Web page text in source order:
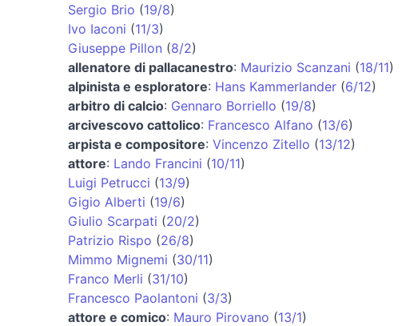
Sergio Brio (19/8)
Ivo Iaconi (11/3)
Giuseppe Pillon (8/2)
allenatore di pallacanestro: Maurizio Scanzani (18/11)
alpinista e esploratore: Hans Kammerlander(6/12)
arbitro di calcio: Gennaro Borriello (19/8)
arcivescovo cattolico: Francesco Alfano (13/6)
arpista e compositore: Vincenzo Zitello (13/12)
attore: Lando Francini (10/11)
Luigi Petrucci (13/9)
Gigio Alberti (19/6)
Giulio Scarpati (20/2)
Patrizio Rispo (26/8)
Mimmo Mignemi (30/11)
Franco Merli (31/10)
Francesco Paolantoni (3/3)
attore e comico: Mauro Pirovano (13/1)